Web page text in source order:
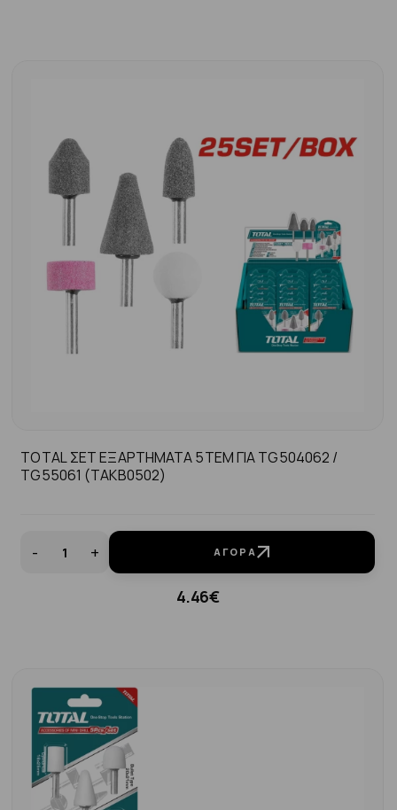
TOTAL ΣΕΤ ΕΞΑΡΤΗΜΑΤΑ 5ΤΕΜ ΓΙΑ TG504062 /
TG55061 (TAKB0502)
- + ΑΓΟΡΆ
4.46€